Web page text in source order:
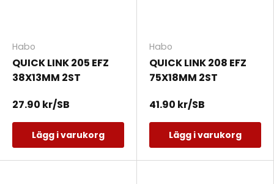
Habo
QUICK LINK 205 EFZ
38X13MM 2ST
27.90 kr/SB
Lägg i varukorg
Habo
QUICK LINK 208 EFZ
75X18MM 2ST
41.90 kr/SB
Lägg i varukorg